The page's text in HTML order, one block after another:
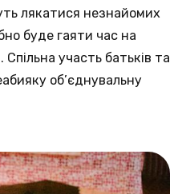
лякатися незнайомих
буде гаяти час на
участь батьків та
об’єднувальну